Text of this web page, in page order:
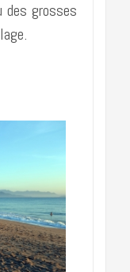
grosses